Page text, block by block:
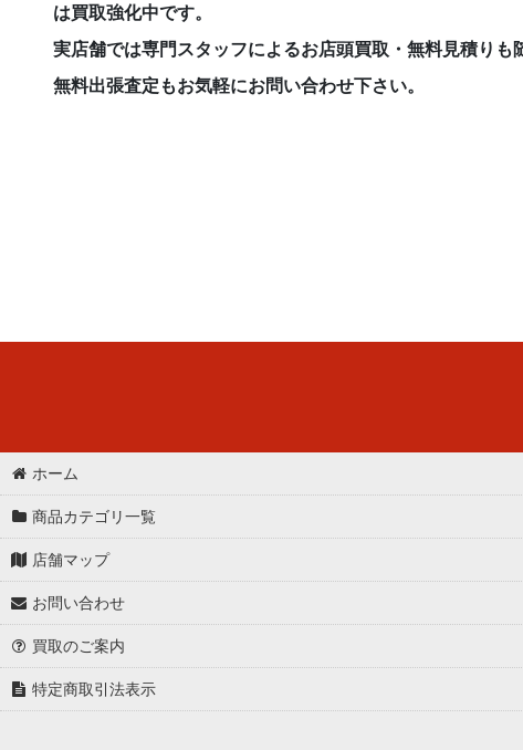
は買取強化中です。
実店舗では専門スタッフによるお店頭買取・無料見積りも
無料出張査定もお気軽にお問い合わせ下さい。
ホーム
商品カテゴリ一覧
店舗マップ
お問い合わせ
買取のご案内
特定商取引法表示